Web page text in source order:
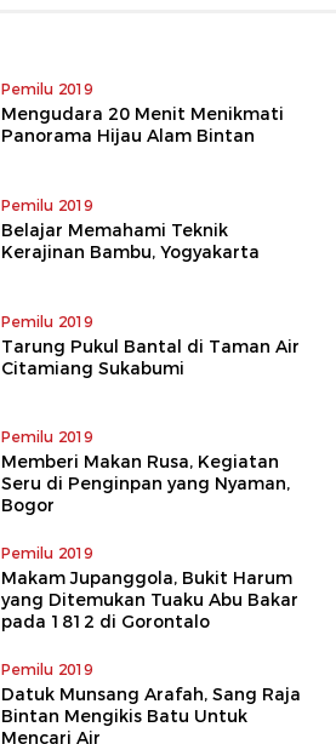
Pemilu 2019
Mengudara 20 Menit Menikmati
Panorama Hijau Alam Bintan
Pemilu 2019
Belajar Memahami Teknik
Kerajinan Bambu, Yogyakarta
Pemilu 2019
Tarung Pukul Bantal di Taman Air
Citamiang Sukabumi
Pemilu 2019
Memberi Makan Rusa, Kegiatan
Seru di Penginpan yang Nyaman,
Bogor
Pemilu 2019
Makam Jupanggola, Bukit Harum
yang Ditemukan Tuaku Abu Bakar
pada 1812 di Gorontalo
Pemilu 2019
Datuk Munsang Arafah, Sang Raja
Bintan Mengikis Batu Untuk
Mencari Air